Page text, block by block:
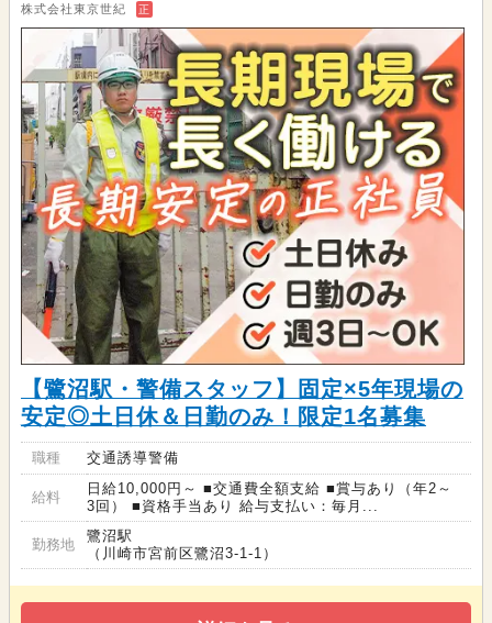
株式会社東京世紀 正
【鷺沼駅・警備スタッフ】固定×5年現場の
安定◎土日休＆日勤のみ！限定1名募集
職種 交通誘導警備
給料
日給10,000円～ ■交通費全額支給 ■賞与あり（年2～
3回） ■資格手当あり 給与支払い：毎月...
勤務地
鷺沼駅
（川崎市宮前区鷺沼3-1-1）